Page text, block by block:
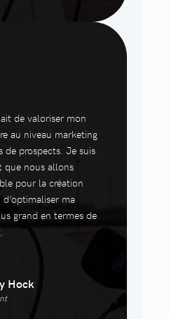
de valoriser mon
au niveau marketing
de prospects. Je suis
que nous allons
pour la création
ma
grand en termes de
Hock